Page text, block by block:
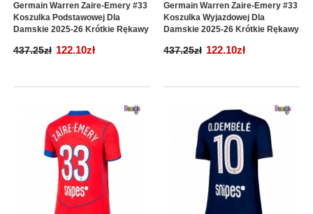
Germain Warren Zaire-Emery #33
Koszulka Podstawowej Dla
Damskie 2025-26 Krótkie Rękawy
437.25zł 122.10zł
Germain Warren Zaire-Emery #33
Koszulka Wyjazdowej Dla
Damskie 2025-26 Krótkie Rękawy
437.25zł 122.10zł